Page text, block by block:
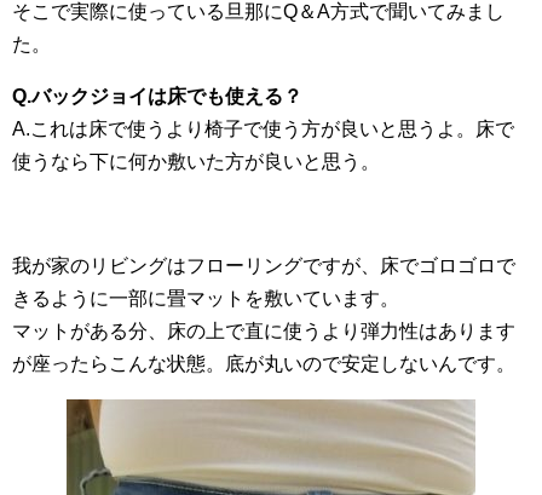
そこで実際に使っている旦那にQ＆A方式で聞いてみまし
た。
Q.バックジョイは床でも使える？
A.これは床で使うより椅子で使う方が良いと思うよ。床で
使うなら下に何か敷いた方が良いと思う。
我が家のリビングはフローリングですが、床でゴロゴロで
きるように一部に畳マットを敷いています。
マットがある分、床の上で直に使うより弾力性はあります
が座ったらこんな状態。底が丸いので安定しないんです。